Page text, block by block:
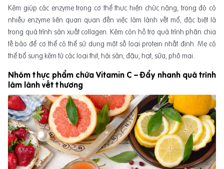
Kẽm giúp các enzyme trong cơ thể thực hiện chức năng, trong đó có
nhiều enzyme liên quan quan đến việc làm lành vết mổ, đặc biệt là
trong quá trình sản xuất collagen. Kẽm còn hỗ trợ quá trình phân chia
tế bảo để cơ thể có thể sử dụng một số loại protein nhất định. Mẹ có
thể bổ sung kẽm từ các loại thịt, hải sản, đậu, hạt, sữa, phô mai.
Nhóm thực phẩm chứa Vitamin C – Đẩy nhanh quá trình
làm lành vết thương